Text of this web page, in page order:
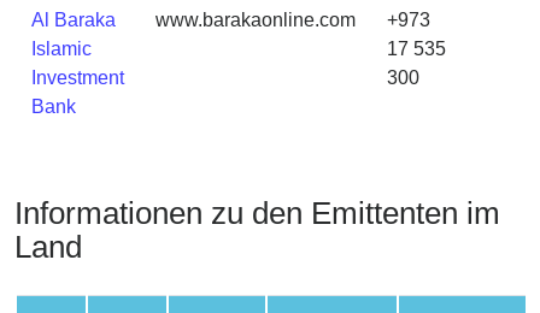
Generate
Credit
Card
from
Card
Checker
Service
Al Baraka
Islamic
Investment
Bank
www.barakaonline.com
+973
17 535
300
Informationen zu den Emittenten im
Land